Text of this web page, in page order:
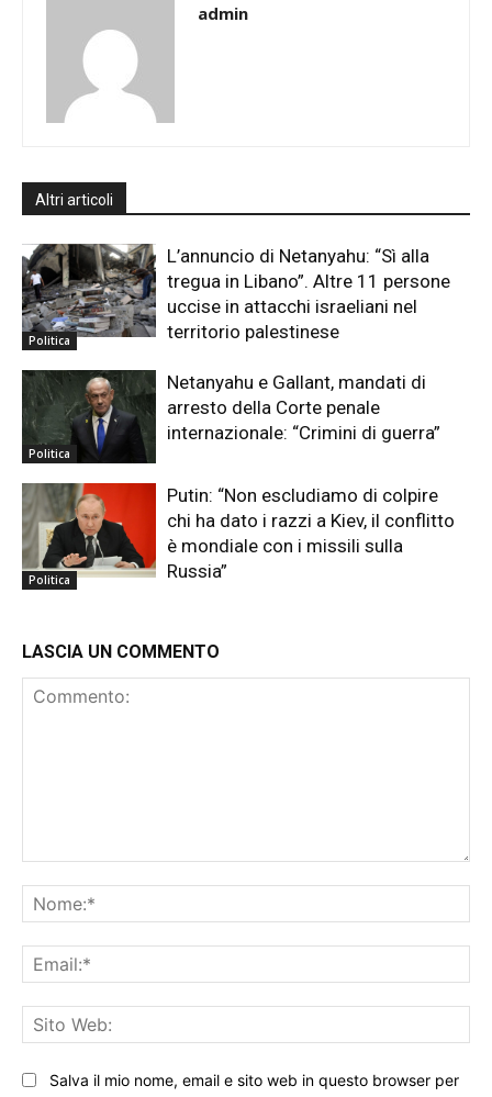
admin
Altri articoli
Politica
L’annuncio di Netanyahu: “Sì alla
tregua in Libano”. Altre 11 persone
uccise in attacchi israeliani nel
territorio palestinese
Politica
Netanyahu e Gallant, mandati di
arresto della Corte penale
internazionale: “Crimini di guerra”
Politica
Putin: “Non escludiamo di colpire
chi ha dato i razzi a Kiev, il conflitto
è mondiale con i missili sulla
Russia”
LASCIA UN COMMENTO
Salva il mio nome, email e sito web in questo browser per